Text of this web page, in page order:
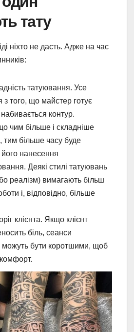
тату
ніхто не дасть. Адже на час
татуювання. Усе
з того, що майстер готує
набивається контур.
чим більше і складніше
тим більше часу буде
його нанесення
Деякі стилі татуювань
реалізм) вимагають більш
і, відповідно, більше
клієнта. Якщо клієнт
біль, сеанси
можуть бути коротшими, щоб